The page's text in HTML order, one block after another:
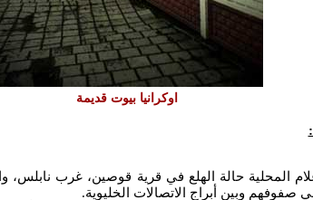
اوكرانيا بيوت قديمة
المحلية حالة الهلع في قرية قوصين، غرب نابلس،
وبين أبراج الاتصالات الخليوية.